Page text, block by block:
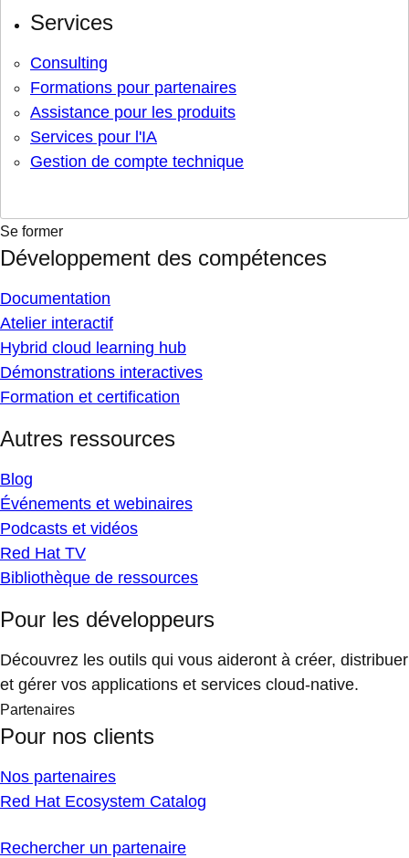
Services
Consulting
Formations pour partenaires
Assistance pour les produits
Services pour l'IA
Gestion de compte technique
Se former
Développement des compétences
Documentation
Atelier interactif
Hybrid cloud learning hub
Démonstrations interactives
Formation et certification
Autres ressources
Blog
Événements et webinaires
Podcasts et vidéos
Red Hat TV
Bibliothèque de ressources
Pour les développeurs
Découvrez les outils qui vous aideront à créer, distribuer
et gérer vos applications et services cloud-native.
Partenaires
Pour nos clients
Nos partenaires
Red Hat Ecosystem Catalog
Rechercher un partenaire